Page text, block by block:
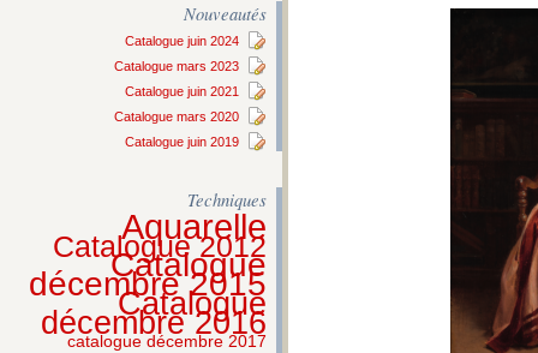
Nouveautés
Catalogue juin 2024
Catalogue mars 2023
Catalogue juin 2021
Catalogue mars 2020
Catalogue juin 2019
Techniques
Aquarelle
Catalogue 2012
Catalogue
décembre 2015
Catalogue
décembre 2016
catalogue décembre 2017